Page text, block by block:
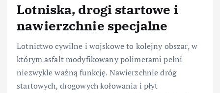
Lotniska, drogi startowe i
nawierzchnie specjalne
Lotnictwo cywilne i wojskowe to kolejny obszar, w
którym asfalt modyfikowany polimerami pełni
niezwykle ważną funkcję. Nawierzchnie dróg
startowych, drogowych kołowania i płyt